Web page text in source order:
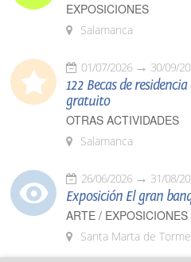
EXPOSICIONES
Salamanca
01/07/2026 30/09/
122 Becas de
gratuito
OTRAS ACTIVIDADES
Salamanca
26/06/2026 31/08/
Exposición El gran
ARTE / EXPOSICIONES
Santa Marta de